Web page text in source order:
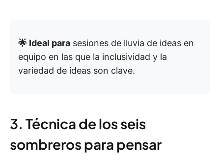
🌟 Ideal para sesiones de lluvia de ideas en
equipo en las que la inclusividad y la
variedad de ideas son clave.
3. Técnica de los seis
sombreros para pensar